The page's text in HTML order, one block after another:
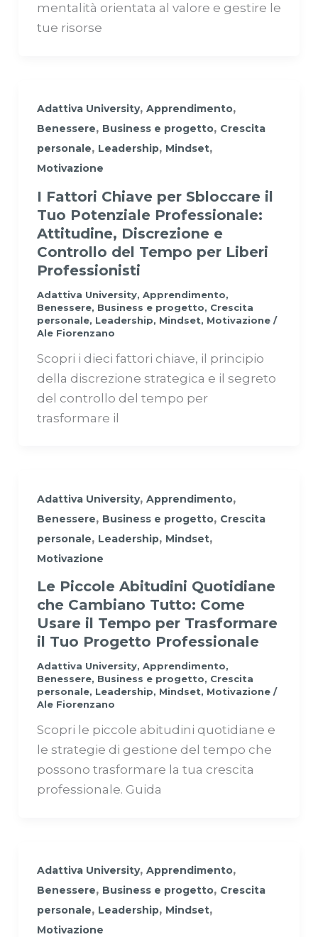
mentalità orientata al valore e gestire le
tue risorse
Adattiva University, Apprendimento,
Benessere, Business e progetto, Crescita
personale, Leadership, Mindset,
Motivazione
I Fattori Chiave per Sbloccare il
Tuo Potenziale Professionale:
Attitudine, Discrezione e
Controllo del Tempo per Liberi
Professionisti
Adattiva University, Apprendimento,
Benessere, Business e progetto, Crescita
personale, Leadership, Mindset, Motivazione/
Ale Fiorenzano
Scopri i dieci fattori chiave, il principio
della discrezione strategica e il segreto
del controllo del tempo per
trasformare il
Adattiva University, Apprendimento,
Benessere, Business e progetto, Crescita
personale, Leadership, Mindset,
Motivazione
Le Piccole Abitudini Quotidiane
che Cambiano Tutto: Come
Usare il Tempo per Trasformare
il Tuo Progetto Professionale
Adattiva University, Apprendimento,
Benessere, Business e progetto, Crescita
personale, Leadership, Mindset, Motivazione/
Ale Fiorenzano
Scopri le piccole abitudini quotidiane e
le strategie di gestione del tempo che
possono trasformare la tua crescita
professionale. Guida
Adattiva University, Apprendimento,
Benessere, Business e progetto, Crescita
personale, Leadership, Mindset,
Motivazione